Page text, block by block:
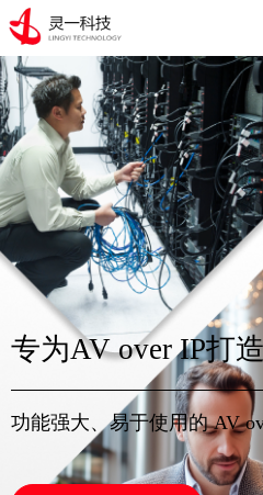
功能强大、易于使用的 AV
专为AV over IP打